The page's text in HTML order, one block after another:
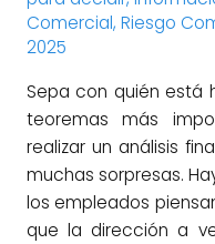
Comercial, Riesgo
2025
Sepa con quién está
teoremas más
realizar un análisis
muchas sorpresas.
los empleados
que la dirección a